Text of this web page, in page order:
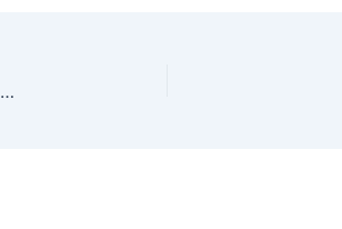
Intervención de Lorenzo Córdova, en la presentación editorial, Obras institucionales. Informe País 2020: El curso de la democracia en México